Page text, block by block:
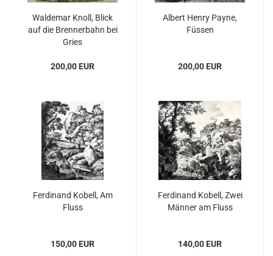
Waldemar Knoll, Blick
auf die Brennerbahn bei
Gries
200,00 EUR
Albert Henry Payne,
Füssen
200,00 EUR
Ferdinand Kobell, Am
Fluss
150,00 EUR
Ferdinand Kobell, Zwei
Männer am Fluss
140,00 EUR